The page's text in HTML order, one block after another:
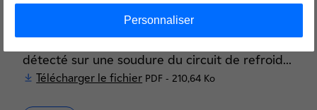
Phénomène de corrosion sous contrainte (CSC)
détecté sur une soudure du circuit de refroid...
Télécharger le fichier PDF - 210,64 Ko
Personnaliser